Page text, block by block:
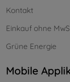
Kontakt
Einkauf ohne
Grüne Energie
Mobile